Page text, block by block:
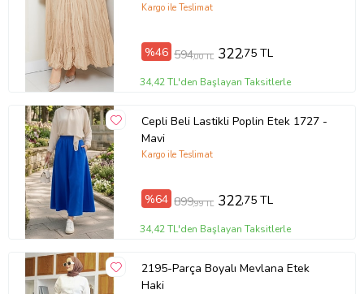
Kargo ile Teslimat
%46 594,00 TL 322,75 TL
34,42 TL'den Başlayan Taksitlerle
Cepli Beli Lastikli Poplin Etek 1727 -
Mavi
Kargo ile Teslimat
%64 899,99 TL 322,75 TL
34,42 TL'den Başlayan Taksitlerle
2195-Parça Boyalı Mevlana Etek
Haki